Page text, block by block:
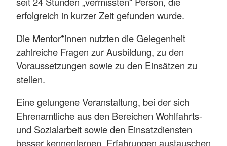
erfolgreich in kurzer Zeit gefunden wurde.
Die Mentor*innen nutzten die Gelegenheit
zahlreiche Fragen zur Ausbildung, zu den
Voraussetzungen sowie zu den Einsätzen zu
stellen.
Eine gelungene Veranstaltung, bei der sich
Ehrenamtliche aus den Bereichen Wohlfahrts-
und Sozialarbeit sowie den Einsatzdiensten
besser kennenlernen, Erfahrungen austauschen